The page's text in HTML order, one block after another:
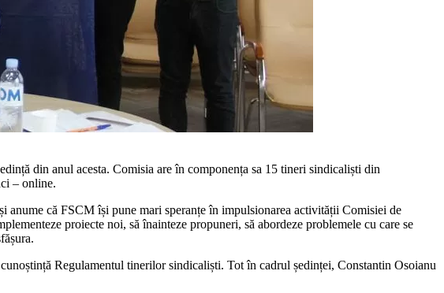
din anul acesta. Comisia are în componența sa 15 tineri sindicaliști din
– online.
anume că FSCM își pune mari speranțe în impulsionarea activității Comisiei de
proiecte noi, să înainteze propuneri, să abordeze problemele cu care se
Regulamentul tinerilor sindicaliști. Tot în cadrul ședinței, Constantin Osoianu